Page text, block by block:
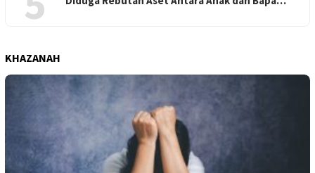
KHAZANAH